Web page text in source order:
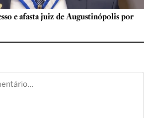
e afasta juiz de Augustinópolis por